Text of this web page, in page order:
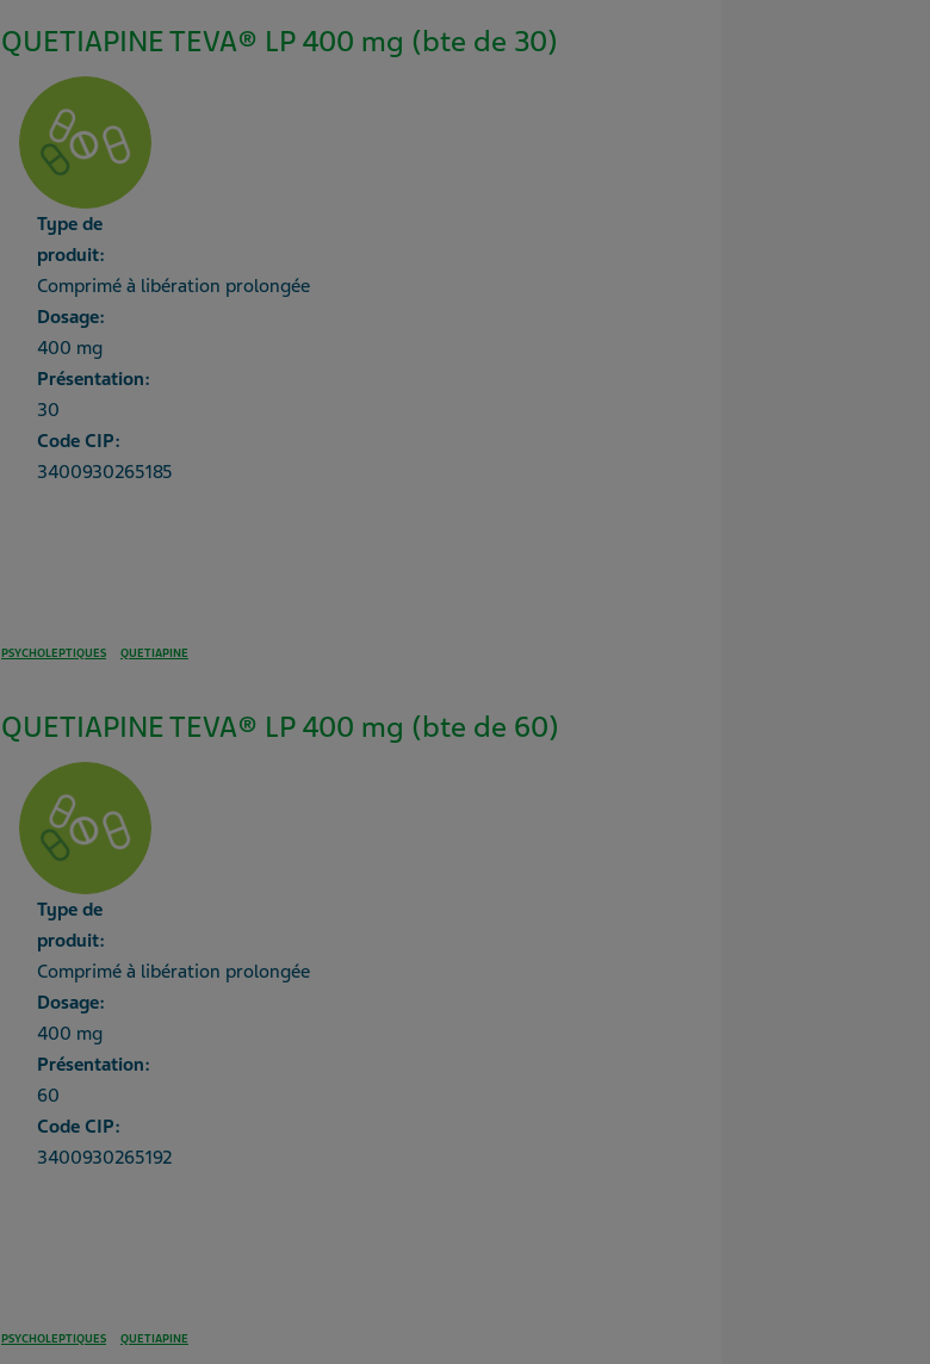
QUETIAPINE TEVA® LP 400 mg (bte de 30)
Type de
produit:
Comprimé à libération prolongée
Dosage:
400 mg
Présentation:
30
Code CIP:
3400930265185
PSYCHOLEPTIQUES QUETIAPINE
QUETIAPINE TEVA® LP 400 mg (bte de 60)
Type de
produit:
Comprimé à libération prolongée
Dosage:
400 mg
Présentation:
60
Code CIP:
3400930265192
PSYCHOLEPTIQUES QUETIAPINE